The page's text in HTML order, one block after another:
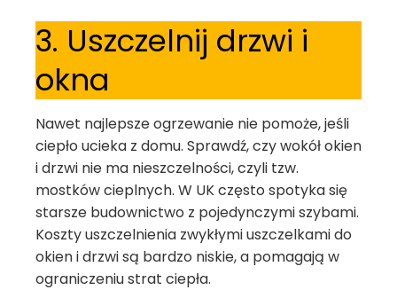
3. Uszczelnij drzwi i
okna
Nawet najlepsze ogrzewanie nie pomoże, jeśli
ciepło ucieka z domu. Sprawdź, czy wokół okien
i drzwi nie ma nieszczelności, czyli tzw.
mostków cieplnych. W UK często spotyka się
starsze budownictwo z pojedynczymi szybami.
Koszty uszczelnienia zwykłymi uszczelkami do
okien i drzwi są bardzo niskie, a pomagają w
ograniczeniu strat ciepła.